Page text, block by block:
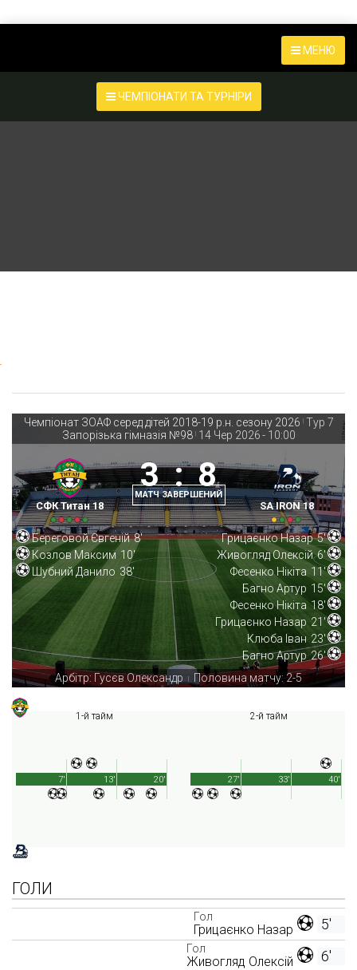
МЕНЮ
ЧЕМПІОНАТИ ТА ТУРНІРИ
Чемпіонат ЗОАФ серед дітей 2018-19 р.н. сезону 2026 | Тур 7
Запорізька гімназія №98 | 14 Чер 2026- 10:00
СФК Титан 18
3 : 8
МАТЧ ЗАВЕРШЕНИЙ
SA IRON 18
Береговой Євгеній 8'
Козлов Максим 10'
Шубний Данило 38'
Грицаєнко Назар 5'
Живогляд Олексій 6'
Фесенко Нікіта 11'
Багно Артур 15'
Фесенко Нікіта 18'
Грицаєнко Назар 21'
Клюба Іван 23'
Багно Артур 26'
Арбітр: Гусєв Олександр
| Половина матчу: 2-5
1-й тайм
20'
7' 13'
2-й тайм
40'
27' 33'
ГОЛИ
5'
Гол
Грицаєнко Назар
6'
Гол
Живогляд Олексій